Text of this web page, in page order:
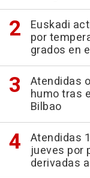
Euskadi
por
grados en
Atendidas
humo tras
Bilbao
Atendidas
jueves por
derivadas